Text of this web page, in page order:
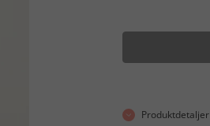
Produktdetaljer